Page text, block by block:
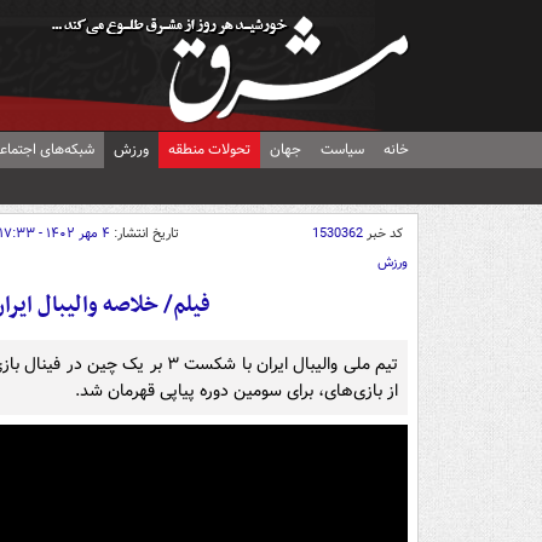
خانه سیاست جهان تحولات منطقه ورزش شبکه‌های
کد خبر1530362 تاریخ انتشار: ۴ مهر ۱۴۰۲ - ۱۷:۳۳
ورزش
فیلم/ خلاصه والیبال
تیم‌ ملی والیبال ایران با
از بازی‌های، برای سومین دوره پیاپی قهرمان شد.